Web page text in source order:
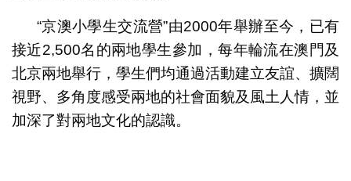
“京澳小學生交流營”由2000年舉辦至今，已有
接近2,500名的兩地學生參加，每年輪流在澳門及
北京兩地舉行，學生們均通過活動建立友誼、擴闊
視野、多角度感受兩地的社會面貌及風土人情，並
加深了對兩地文化的認識。